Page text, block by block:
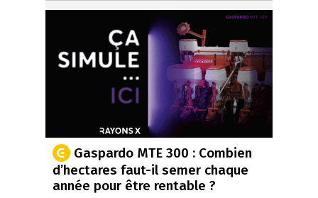
Gaspardo MTE 300 : Combien
d’hectares faut-il semer chaque
année pour être rentable ?